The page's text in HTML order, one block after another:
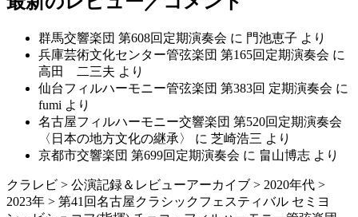
群馬交響楽団 第608回定期演奏会 に 門池恵子 より
兵庫芸術文化センター管弦楽団 第165回定期演奏会 に
高田 二三夫 より
仙台フィルハーモニー管弦楽団 第383回 定期演奏会 に
fumi より
名古屋フィルハーモニー交響楽団 第520回定期演奏会
〈日本の地方文化の継承〉
に 芝崎浩三 より
京都市交響楽団 第699回定期演奏会 に 畠山博志 より
クラレビ > 公演記録＆レビューアーカイブ > 2020年代 >
2023年 > 第41回名古屋クラシックフェスティバル セミヨ